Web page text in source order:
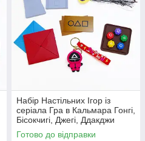
Набір Настільних Ігор із
серіала Гра в Кальмара Гонгі,
Бісокчигі, Джегі, Ддакджи
(01311)
Готово до відправки